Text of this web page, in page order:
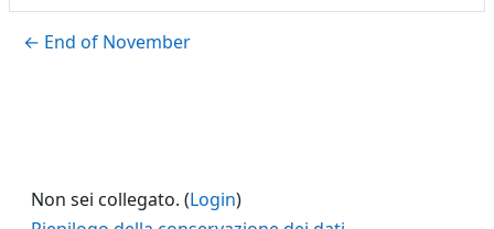
← End of November
Non sei collegato. (Login)